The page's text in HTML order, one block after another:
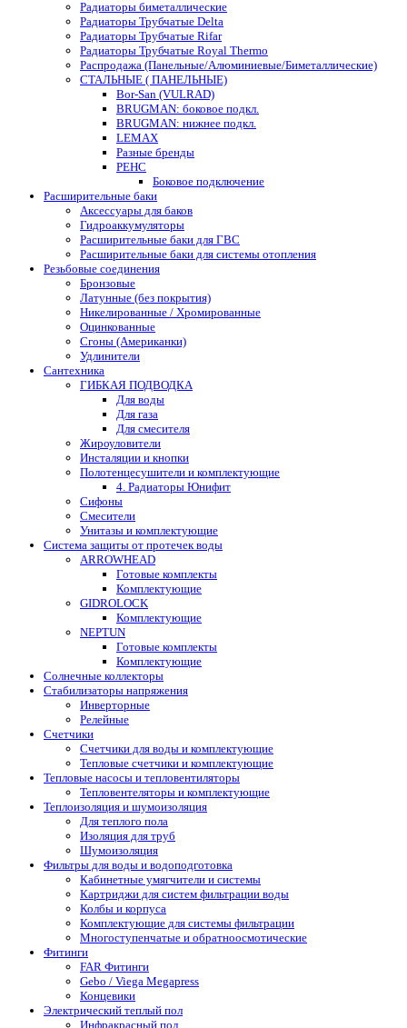
Радиаторы биметаллические
Радиаторы Трубчатые Delta
Радиаторы Трубчатые Rifar
Радиаторы Трубчатые Royal Thermo
Распродажа (Панельные/Алюминиевые/Биметаллические)
СТАЛЬНЫЕ ( ПАНЕЛЬНЫЕ)
Bor-San (VULRAD)
BRUGMAN: боковое подкл.
BRUGMAN: нижнее подкл.
LEMAX
Разные бренды
РЕНС
Боковое подключение
Расширительные баки
Аксессуары для баков
Гидроаккумуляторы
Расширительные баки для ГВС
Расширительные баки для системы отопления
Резьбовые соединения
Бронзовые
Латунные (без покрытия)
Никелированные / Хромированные
Оцинкованные
Сгоны (Американки)
Удлинители
Сантехника
ГИБКАЯ ПОДВОДКА
Для воды
Для газа
Для смесителя
Жироуловители
Инсталяции и кнопки
Полотенцесушители и комплектующие
4. Радиаторы Юнифит
Сифоны
Смесители
Унитазы и комплектующие
Система защиты от протечек воды
ARROWHEAD
Готовые комплекты
Комплектующие
GIDROLOCK
Комплектующие
NEPTUN
Готовые комплекты
Комплектующие
Солнечные коллекторы
Стабилизаторы напряжения
Инверторные
Релейные
Счетчики
Счетчики для воды и комплектующие
Тепловые счетчики и комплектующие
Тепловые насосы и тепловентиляторы
Тепловентеляторы и комплектующие
Теплоизоляция и шумоизоляция
Для теплого пола
Изоляция для труб
Шумоизоляция
Фильтры для воды и водоподготовка
Кабинетные умягчители и системы
Картриджи для систем фильтрации воды
Колбы и корпуса
Комплектующие для системы фильтрации
Многоступенчатые и обратноосмотические
Фитинги
FAR Фитинги
Gebo / Viega Megapress
Концевики
Электрический теплый пол
Инфракрасный пол